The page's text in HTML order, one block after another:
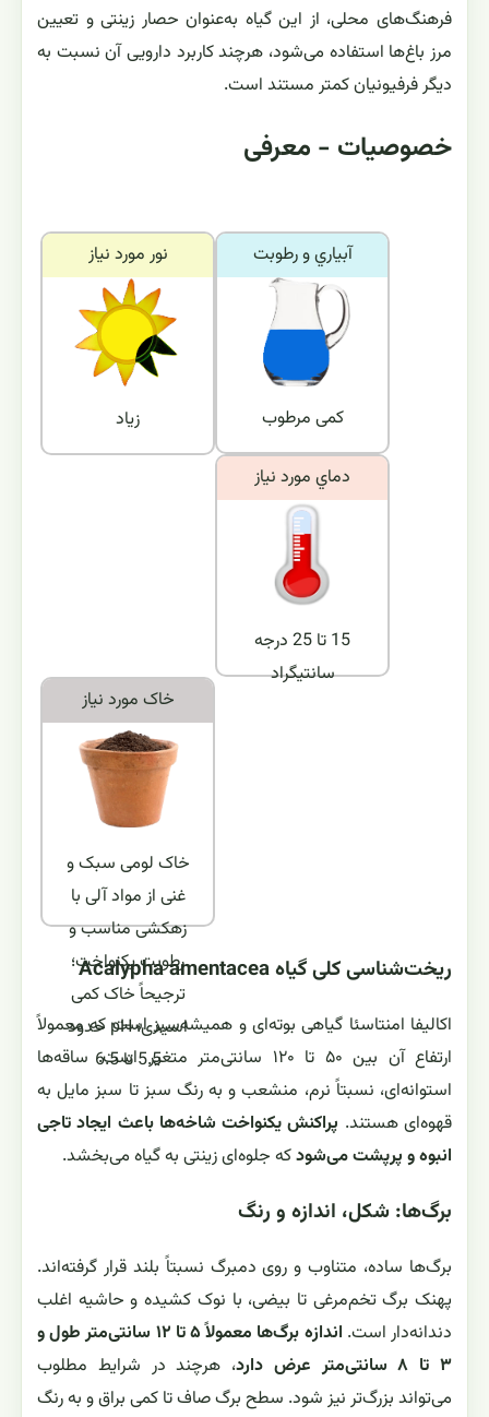
فرهنگ‌های محلی، از این گیاه به‌عنوان حصار زینتی و تعیین
مرز باغ‌ها استفاده می‌شود، هرچند کاربرد دارویی آن نسبت به
دیگر فرفیونیان کمتر مستند است.
خصوصیات - معرفی
نور مورد نياز
زیاد
آبياري و رطوبت
کمی مرطوب
دماي مورد نياز
15 تا 25 درجه
سانتیگراد
خاک مورد نياز
خاک لومی سبک و
غنی از مواد آلی با
زهکشی مناسب و
رطوبت یکنواخت؛
ترجیحاً خاک کمی
اسیدی؛ pH حدود
5.5 تا 6.5
ریخت‌شناسی کلی گیاه Acalypha amentacea
اکالیفا امنتاسئا گیاهی بوته‌ای و همیشه‌سبز است که معمولاً
ارتفاع آن بین ۵۰ تا ۱۲۰ سانتی‌متر متغیر است. ساقه‌ها
استوانه‌ای، نسبتاً نرم، منشعب و به رنگ سبز تا سبز مایل به
قهوه‌ای هستند. پراکنش یکنواخت شاخه‌ها باعث ایجاد تاجی
انبوه و پرپشت می‌شودکه جلوه‌ای زینتی به گیاه می‌بخشد.
برگ‌ها: شکل، اندازه و رنگ
برگ‌ها ساده، متناوب و روی دمبرگ نسبتاً بلند قرار گرفته‌اند.
پهنک برگ تخم‌مرغی تا بیضی، با نوک کشیده و حاشیه اغلب
دندانه‌دار است.
اندازه برگ‌ها معمولاً ۵ تا ۱۲ سانتی‌متر طول و
۳ تا ۸ سانتی‌متر عرض دارد
، هرچند در شرایط مطلوب
می‌تواند بزرگ‌تر نیز شود. سطح برگ صاف تا کمی براق و به رنگ